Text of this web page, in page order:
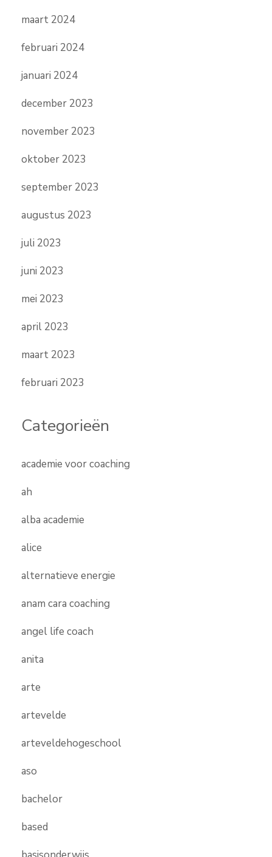
maart 2024
februari 2024
januari 2024
december 2023
november 2023
oktober 2023
september 2023
augustus 2023
juli 2023
juni 2023
mei 2023
april 2023
maart 2023
februari 2023
Categorieën
academie voor coaching
ah
alba academie
alice
alternatieve energie
anam cara coaching
angel life coach
anita
arte
artevelde
arteveldehogeschool
aso
bachelor
based